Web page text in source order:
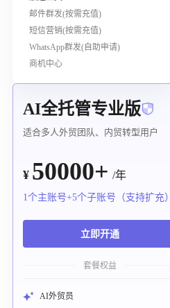
邮件群发(按需充值)
短信营销(按需充值)
WhatsApp群发(自助申请)
商机中心
AI全托管专业版
适合多人外贸团队、内贸转型用户
¥ 50000+ /年
1个主账号+5个子账号（支持扩充）
立即开通
套餐权益
AI外贸员